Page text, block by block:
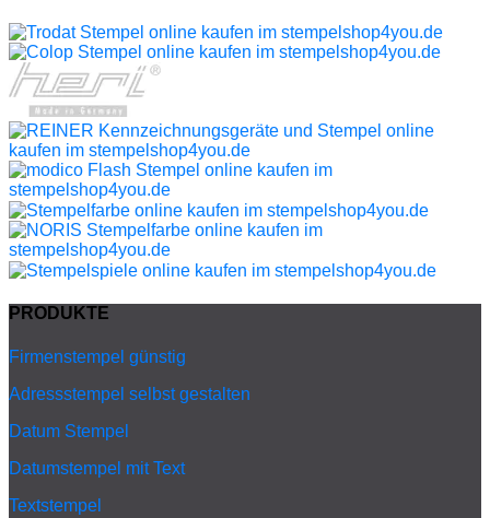
PRODUKTE
Firmenstempel günstig
Adressstempel selbst gestalten
Datum Stempel
Datumstempel mit Text
Textstempel